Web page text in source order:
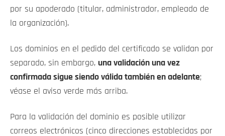
por su apoderado (titular, administrador, empleado de
la organización).
Los dominios en el pedido del certificado se validan por
separado, sin embargo, una validación una vez
confirmada sigue siendo válida también en adelante;
véase el aviso verde más arriba.
Para la validación del dominio es posible utilizar
correos electrónicos (cinco direcciones establecidas por